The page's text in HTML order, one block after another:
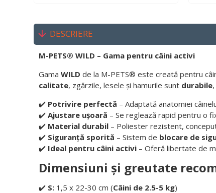
DESCRIERE
M-PETS® WILD – Gama pentru câini activi
Gama WILD de la M-PETS® este creată pentru
calitate, zgărzile, lesele și hamurile sunt durabile
✔️ Potrivire perfectă – Adaptată anatomiei
✔️ Ajustare ușoară – Se reglează rapid pentru o
✔️ Material durabil – Poliester rezistent,
✔️ Siguranță sporită – Sistem de blocare de
✔️ Ideal pentru câini activi – Oferă libertate de
Dimensiuni și greutate
✔️ S: 1,5 x 22-30 cm (Câini de 2.5-5 kg)